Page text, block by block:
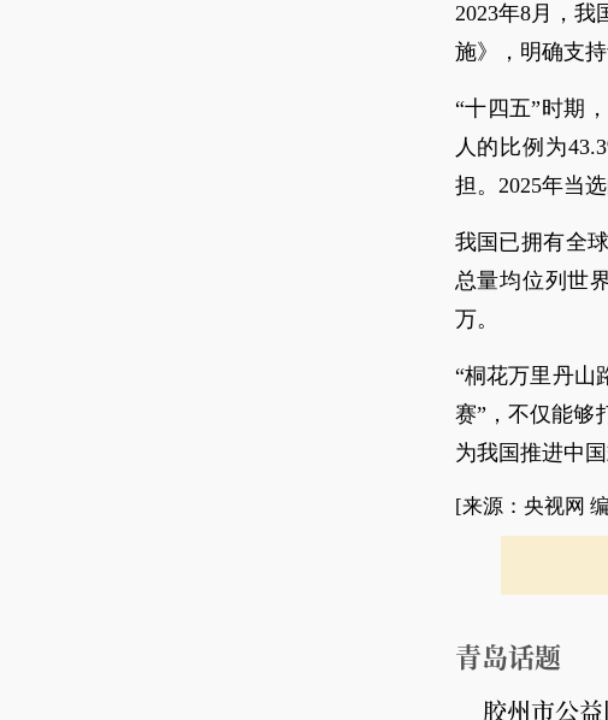
2023年8月，
施》，明确支
“十四五”时期
人的比例为
担。2025年当
我国已拥有全
总量均位列世
万。
“桐花万里丹山
赛”，不仅能够
为我国推进中
[来源：央视网
青岛话题
胶州市公